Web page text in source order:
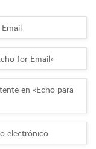
for Email»
en «Echo para
electrónico